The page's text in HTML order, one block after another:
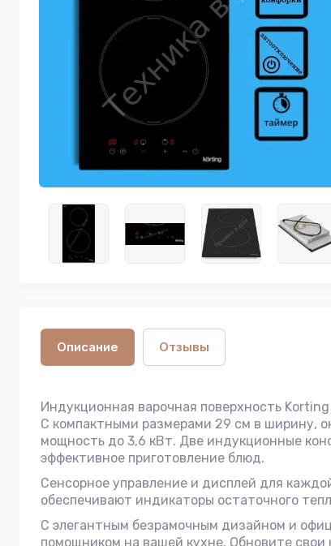
Описание Отзывы
Индукционная варочная поверхность
С компактными размерами 29 см в ширину,
мощность до 3,6 кВт. Две индукционные
эффективное приготовление блюд.
Сенсорное управление и дисплей для
обеспечивают индикаторы остаточного
С элегантным безрамочным дизайном и
помощником на вашей кухне. Обновите